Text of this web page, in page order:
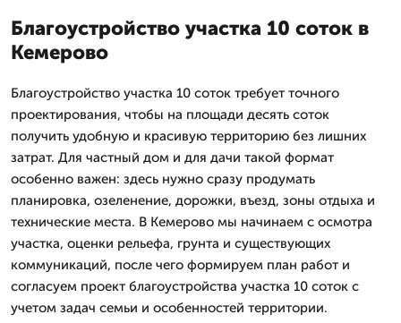
Благоустройство участка 10 соток в
Кемерово
Благоустройство участка 10 соток требует точного
проектирования, чтобы на площади десять соток
получить удобную и красивую территорию без лишних
затрат. Для частный дом и для дачи такой формат
особенно важен: здесь нужно сразу продумать
планировка, озеленение, дорожки, въезд, зоны отдыха и
технические места. В Кемерово мы начинаем с осмотра
участка, оценки рельефа, грунта и существующих
коммуникаций, после чего формируем план работ и
согласуем проект благоустройства участка 10 соток с
учетом задач семьи и особенностей территории.